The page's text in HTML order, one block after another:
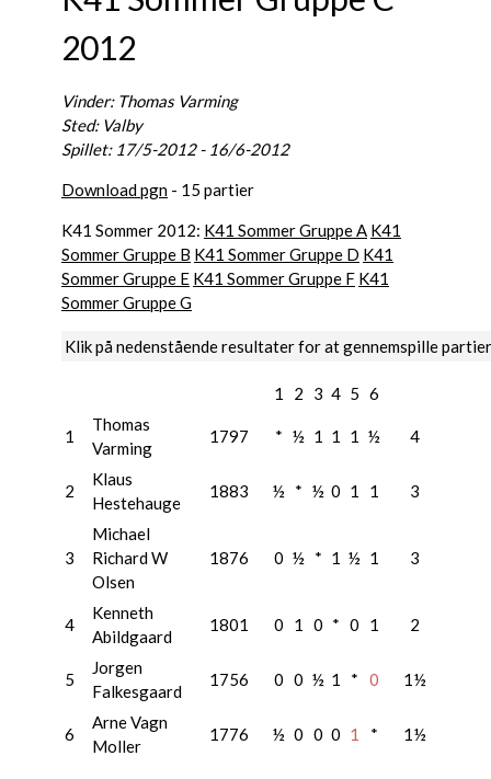
2012
Vinder: Thomas Varming
Sted: Valby
Spillet: 17/5-2012 - 16/6-2012
Download pgn - 15 partier
K41 Sommer 2012: K41 Sommer Gruppe A K41
Sommer Gruppe B K41 Sommer Gruppe D K41
Sommer Gruppe E K41 Sommer Gruppe F K41
Sommer Gruppe G
Klik på nedenstående resultater for at gennemspille partier
1 2 3 4 5 6
1
Thomas
Varming
1797 * ½ 1 1 1 ½ 4
2
Klaus
Hestehauge
1883 ½ * ½ 0 1 1 3
3
Michael
Richard W
Olsen
1876 0 ½ * 1 ½ 1 3
4
Kenneth
Abildgaard
1801 0 1 0 * 0 1 2
5
Jorgen
Falkesgaard
1756 0 0 ½ 1 * 0 1½
6
Arne Vagn
Moller
1776 ½ 0 0 0 1 * 1½